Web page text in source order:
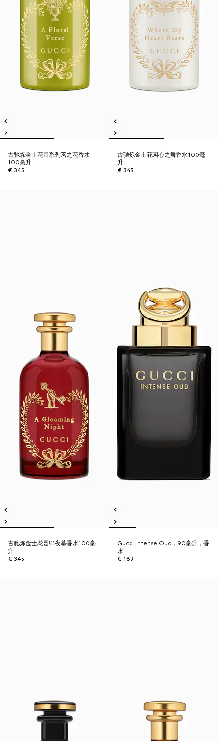
古驰炼金士花园系列茗之花香水
100毫升
€ 345
古驰炼金士花园心之舞香水100毫
升
€ 345
古驰炼金士花园绯夜幕香水100毫
升
€ 345
Gucci Intense Oud，90毫升，香
水
€ 189